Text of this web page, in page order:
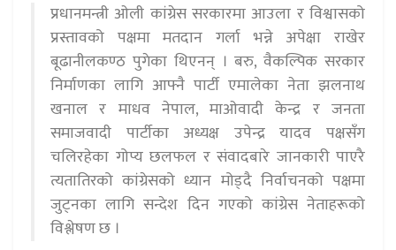
प्रधानमन्त्री ओली कांग्रेस सरकारमा आउला र विश्वासको
प्रस्तावको पक्षमा मतदान गर्ला भन्ने अपेक्षा राखेर
बूढानीलकण्ठ पुगेका थिएनन् । बरु, वैकल्पिक सरकार
निर्माणका लागि आफ्नै पार्टी एमालेका नेता झलनाथ
खनाल र माधव नेपाल, माओवादी केन्द्र र जनता
समाजवादी पार्टीका अध्यक्ष उपेन्द्र यादव पक्षसँग
चलिरहेका गोप्य छलफल र संवादबारे जानकारी पाएरै
त्यतातिरको कांग्रेसको ध्यान मोड्दै निर्वाचनको पक्षमा
जुट्नका लागि सन्देश दिन गएको कांग्रेस नेताहरूको
विश्लेषण छ ।